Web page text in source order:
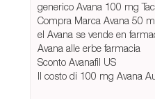
generico Avana 100 mg
Compra Marca Avana 50
el Avana se vende en
Avana alle erbe farmacia
Sconto Avanafil US
Il costo di 100 mg Avana